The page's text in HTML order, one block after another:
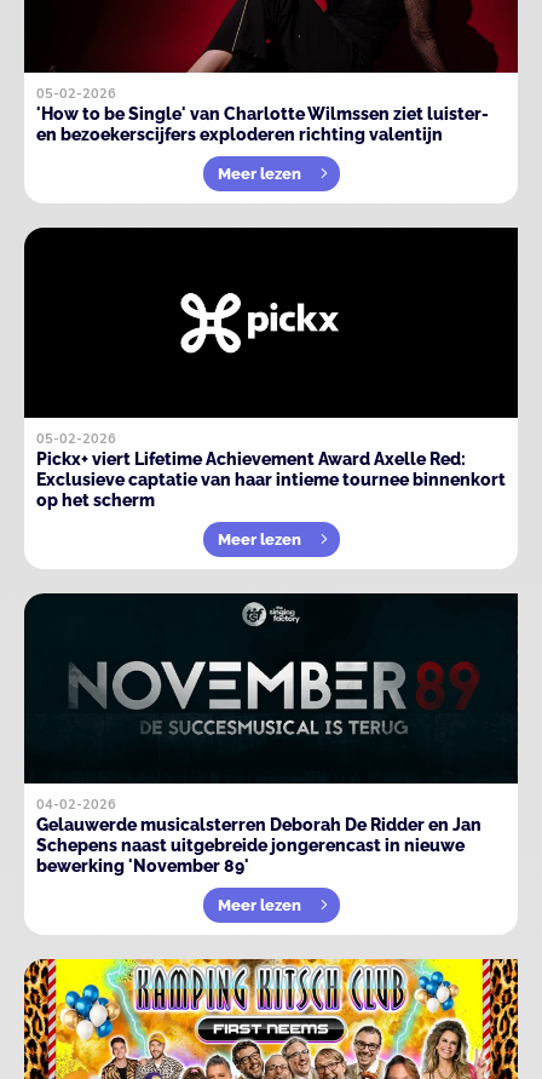
05-02-2026
'How to be Single' van Charlotte Wilmssen ziet luister-
en bezoekerscijfers exploderen richting valentijn
Meer lezen
05-02-2026
Pickx+ viert Lifetime Achievement Award Axelle Red:
Exclusieve captatie van haar intieme tournee binnenkort
op het scherm
Meer lezen
04-02-2026
Gelauwerde musicalsterren Deborah De Ridder en Jan
Schepens naast uitgebreide jongerencast in nieuwe
bewerking 'November 89'
Meer lezen